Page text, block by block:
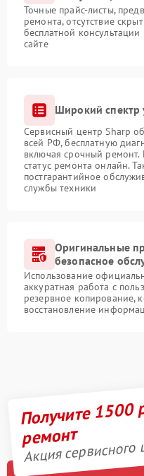
Точные прайс-листы,
ремонта, отсутствие
бесплатной
сайте
Широкий спектр
Сервисный центр Sharp
всей РФ, бесплатную
включая срочный ремонт.
статус ремонта онлайн.
постгарантийное
службы техники
Оригинальные
безопасное
Использование
аккуратная работа с
резервное копирование,
восстановление
Получите 1500
ремонт
Акция